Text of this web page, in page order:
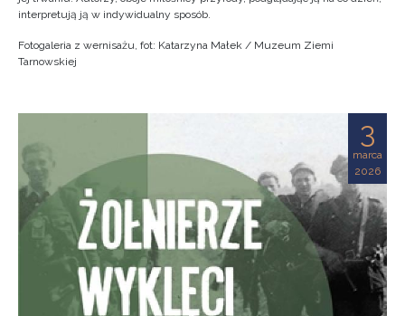
interpretują ją w indywidualny sposób.
Fotogaleria z wernisażu, fot: Katarzyna Małek / Muzeum Ziemi
Tarnowskiej
3
marca
2026